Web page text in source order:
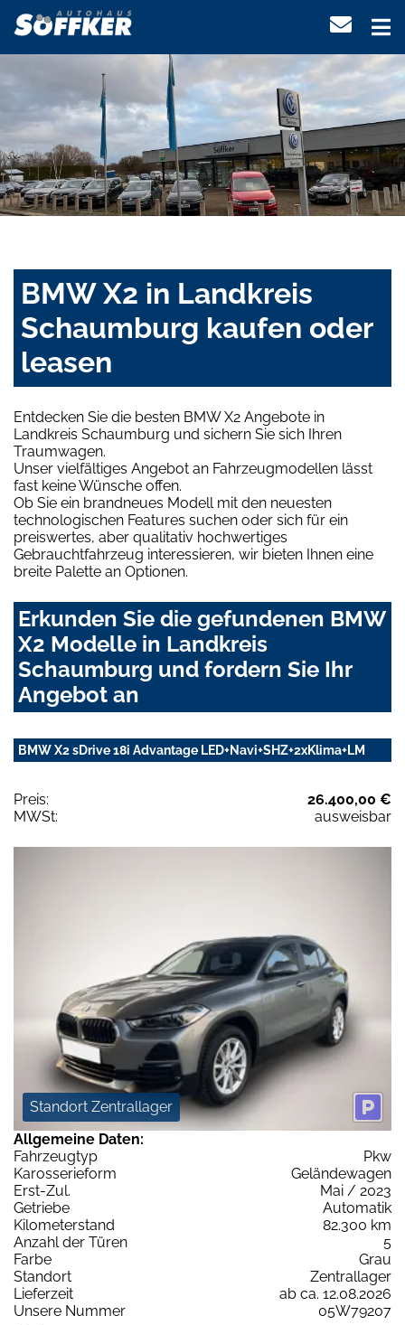
BMW X2 in Landkreis
Schaumburg kaufen oder
leasen
Entdecken Sie die besten BMW X2 Angebote in
Landkreis Schaumburg und sichern Sie sich Ihren
Traumwagen.
Unser vielfältiges Angebot an Fahrzeugmodellen lässt
fast keine Wünsche offen.
Ob Sie ein brandneues Modell mit den neuesten
technologischen Features suchen oder sich für ein
preiswertes, aber qualitativ hochwertiges
Gebrauchtfahrzeug interessieren, wir bieten Ihnen eine
breite Palette an Optionen.
Erkunden Sie die gefundenen BMW
X2 Modelle in Landkreis
Schaumburg und fordern Sie Ihr
Angebot an
BMW X2 sDrive 18i Advantage LED+Navi+SHZ+2xKlima+LM
Preis:
26.400,00 €
MWSt:
ausweisbar
Standort Zentrallager
Allgemeine Daten:
Fahrzeugtyp
Pkw
Karosserieform
Geländewagen
Erst-Zul.
Mai / 2023
Getriebe
Automatik
Kilometerstand
82.300 km
Anzahl der Türen
5
Farbe
Grau
Standort
Zentrallager
Lieferzeit
ab ca. 12.08.2026
Unsere Nummer
05W79207